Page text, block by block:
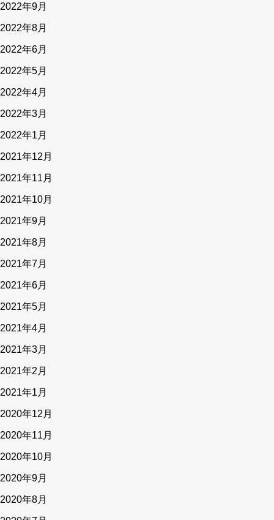
2022年9月
2022年8月
2022年6月
2022年5月
2022年4月
2022年3月
2022年1月
2021年12月
2021年11月
2021年10月
2021年9月
2021年8月
2021年7月
2021年6月
2021年5月
2021年4月
2021年3月
2021年2月
2021年1月
2020年12月
2020年11月
2020年10月
2020年9月
2020年8月